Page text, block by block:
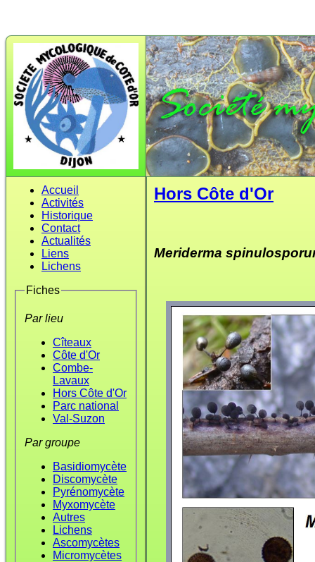
Accueil
Activités
Historique
Contact
Actualités
Liens
Lichens
Fiches
Par lieu
Cîteaux
Côte d'Or
Combe-
Lavaux
Hors Côte d'Or
Parc national
Val-Suzon
Par groupe
Basidiomycète
Discomycète
Pyrénomycète
Myxomycète
Autres
Lichens
Ascomycètes
Micromycètes
Hors Côte d'Or
Meriderma